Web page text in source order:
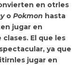
en otrles
o Pokmon hasta
jugar en
El que les
ya que
jugar en